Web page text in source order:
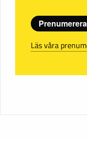
Prenumerera
Läs våra